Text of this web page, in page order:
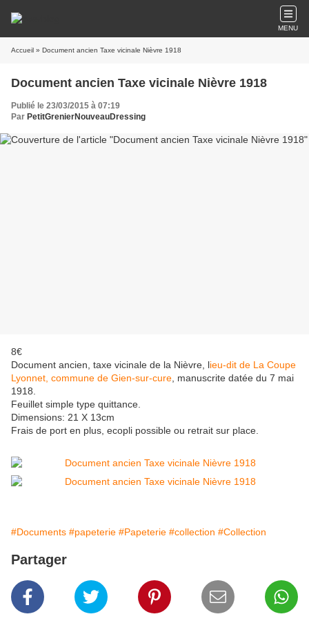
MENU
Accueil » Document ancien Taxe vicinale Nièvre 1918
Document ancien Taxe vicinale Nièvre 1918
Publié le 23/03/2015 à 07:19
Par PetitGrenierNouveauDressing
8€
Document ancien, taxe vicinale de la Nièvre, lieu-dit de La Coupe
Lyonnet, commune de Gien-sur-cure , manuscrite datée du 7 mai
1918.
Feuillet simple type quittance.
Dimensions: 21 X 13cm
Frais de port en plus, ecopli possible ou retrait sur place.
#Documents #papeterie #Papeterie #collection #Collection
Partager